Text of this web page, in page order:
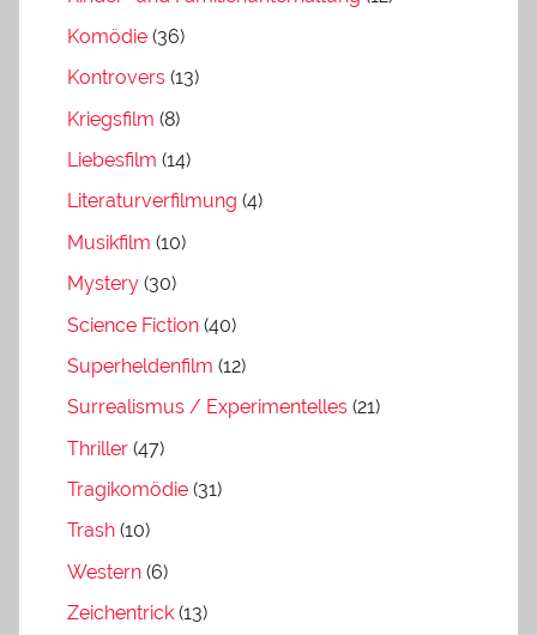
Komödie (36)
Kontrovers (13)
Kriegsfilm (8)
Liebesfilm (14)
Literaturverfilmung (4)
Musikfilm (10)
Mystery (30)
Science Fiction (40)
Superheldenfilm (12)
Surrealismus / Experimentelles (21)
Thriller (47)
Tragikomödie (31)
Trash (10)
Western (6)
Zeichentrick (13)